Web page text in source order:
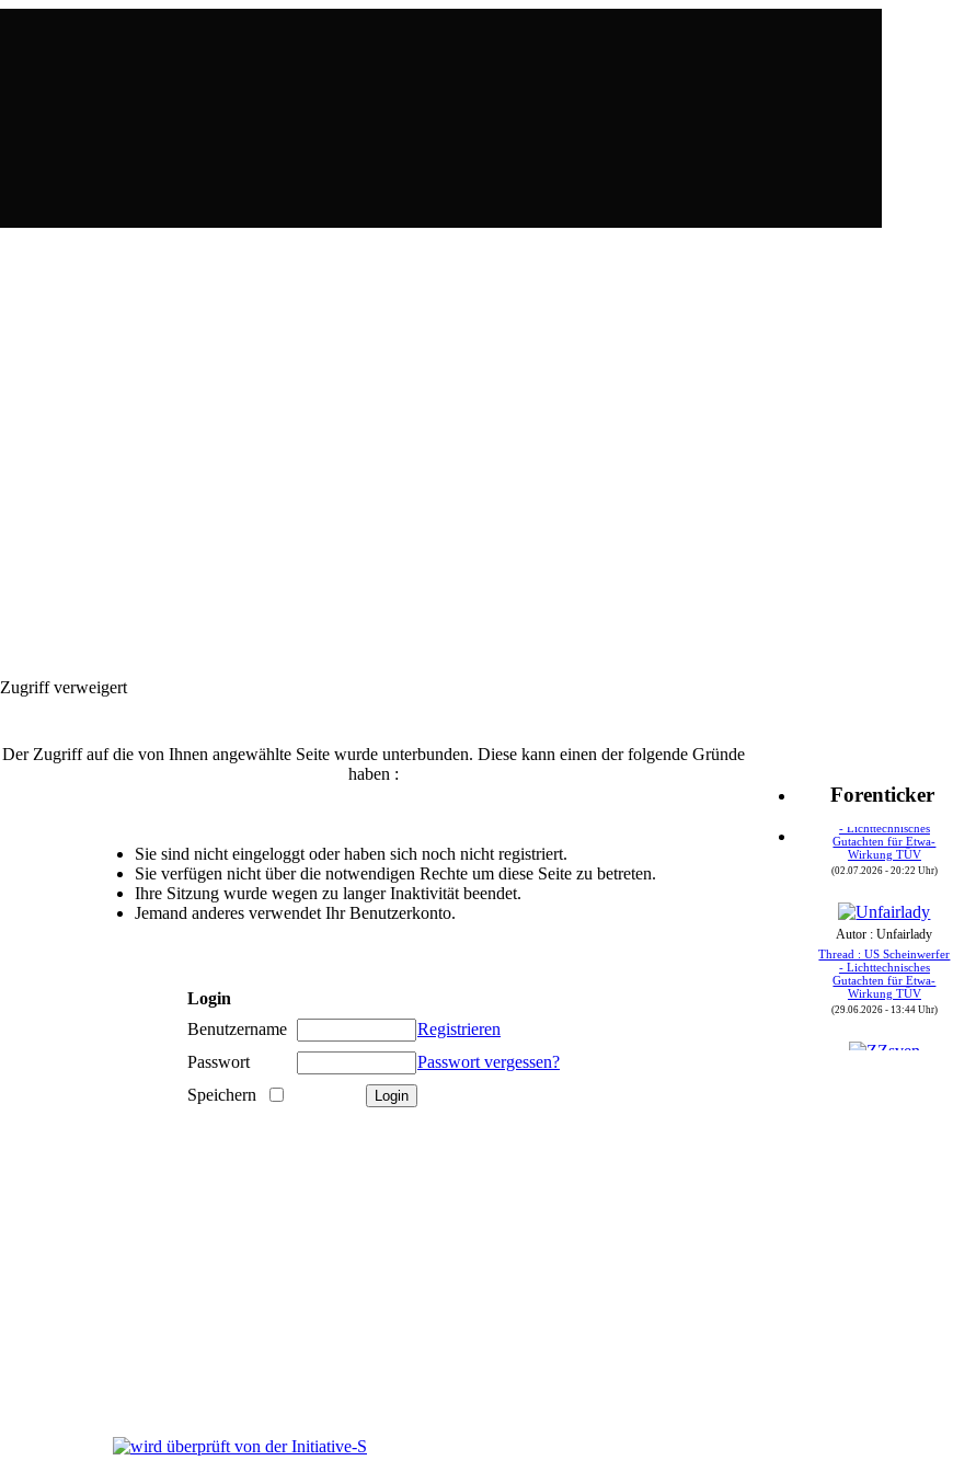
Zugriff verweigert
Der Zugriff auf die von Ihnen angewählte Seite wurde unterbunden. Diese kann einen der folgende Gründe
haben :
Sie sind nicht eingeloggt oder haben sich noch nicht registriert.
Sie verfügen nicht über die notwendigen Rechte um diese Seite zu betreten.
Ihre Sitzung wurde wegen zu langer Inaktivität beendet.
Jemand anderes verwendet Ihr Benutzerkonto.
Login
Benutzername
Registrieren
Passwort
Passwort vergessen?
Speichern
Forenticker
Autor : Speedy24
Thread : US Scheinwerfer
Gutachten für Etwa-
Wirkung TÜV
(02.07.2026 - 20:22 Uhr)
Autor : Unfairlady
Thread : US Scheinwerfer
- Lichttechnisches
Gutachten für Etwa-
Wirkung TÜV
(29.06.2026 - 13:44 Uhr)